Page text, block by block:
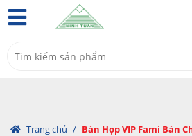
for:
Trang chủ / Bàn Họp VIP Fami Bán